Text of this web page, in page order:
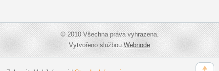
© 2010 Všechna práva vyhrazena.
Vytvořeno službouWebnode